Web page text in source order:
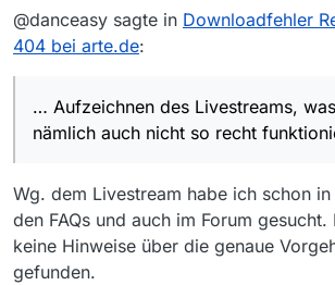
@danceasy sagte in Downloadfehler
404 bei arte.de:
… Aufzeichnen des Livestreams,
nämlich auch nicht so recht
Wg. dem Livestream habe ich schon
den FAQs und auch im Forum
keine Hinweise über die genaue
gefunden.